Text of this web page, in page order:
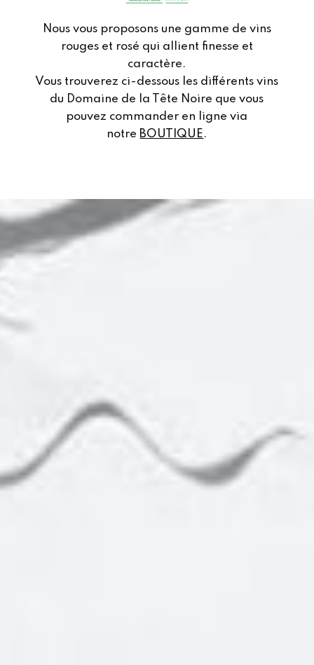
Nous vous proposons une gamme de vins
rouges et rosé qui allient finesse et
caractère.
Vous trouverez ci-dessous les différents vins
du Domaine de la Tête Noire que vous
pouvez commander en ligne via
notre BOUTIQUE.